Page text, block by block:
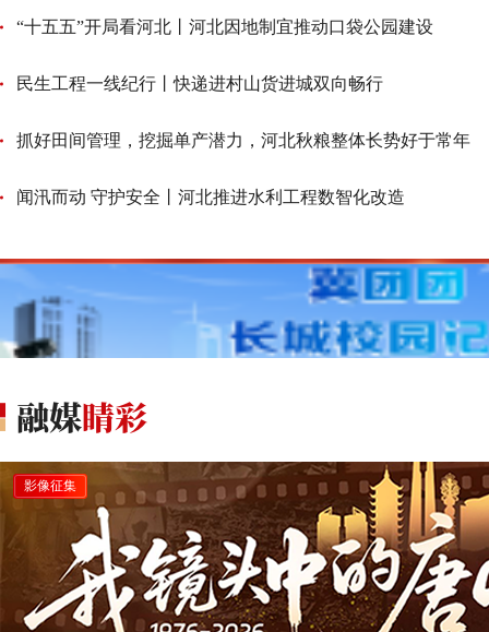
“十五五”开局看河北丨河北因地制宜推动口袋公园建设
民生工程一线纪行丨快递进村山货进城双向畅行
抓好田间管理，挖掘单产潜力，河北秋粮整体长势好于常年
闻汛而动 守护安全丨河北推进水利工程数智化改造
影像征集